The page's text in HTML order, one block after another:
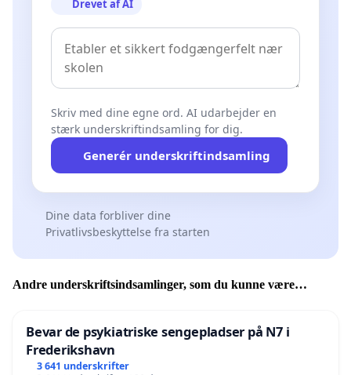
Drevet af AI
Skriv med dine egne ord. AI udarbejder en
stærk underskriftindsamling for dig.
Generér underskriftindsamling
Dine data forbliver dine
Privatlivsbeskyttelse fra starten
Andre underskriftsindsamlinger, som du kunne være
Bevar de psykiatriske sengepladser på N7 i
Frederikshavn
3 641 underskrifter